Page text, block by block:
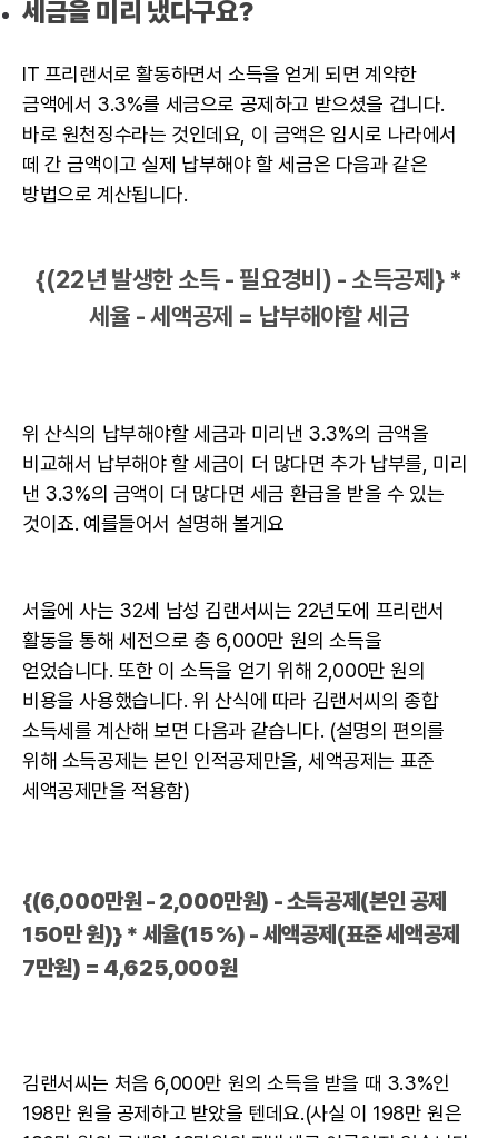
세금을 미리 냈다구요?
IT 프리랜서로 활동하면서 소득을 얻게 되면 계약한
금액에서 3.3%를 세금으로 공제하고 받으셨을 겁니다.
바로 원천징수라는 것인데요, 이 금액은 임시로 나라에서
떼 간 금액이고 실제 납부해야 할 세금은 다음과 같은
방법으로 계산됩니다.
{(22년 발생한 소득 - 필요경비) - 소득공제} *
세율 - 세액공제 = 납부해야할 세금
위 산식의 납부해야할 세금과 미리낸 3.3%의 금액을
비교해서 납부해야 할 세금이 더 많다면 추가 납부를, 미리
낸 3.3%의 금액이 더 많다면 세금 환급을 받을 수 있는
것이죠. 예를들어서 설명해 볼게요
서울에 사는 32세 남성 김랜서씨는 22년도에 프리랜서
활동을 통해 세전으로 총 6,000만 원의 소득을
얻었습니다. 또한 이 소득을 얻기 위해 2,000만 원의
비용을 사용했습니다. 위 산식에 따라 김랜서씨의 종합
소득세를 계산해 보면 다음과 같습니다. (설명의 편의를
위해 소득공제는 본인 인적공제만을, 세액공제는 표준
세액공제만을 적용함)
{(6,000만원 - 2,000만원) - 소득공제(본인 공제
150만 원)} * 세율(15%) - 세액공제(표준 세액공제
7만원) = 4,625,000원
김랜서씨는 처음 6,000만 원의 소득을 받을 때 3.3%인
198만 원을 공제하고 받았을 텐데요.(사실 이 198만 원은